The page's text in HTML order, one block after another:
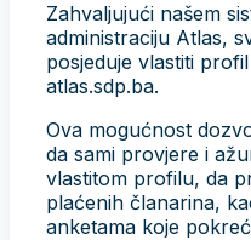
Zahvaljujući našem
administraciju Atlas,
posjeduje vlastiti
atlas.sdp.ba.
Ova mogućnost
da sami provjere i
vlastitom profilu, da
plaćenih članarina,
anketama koje